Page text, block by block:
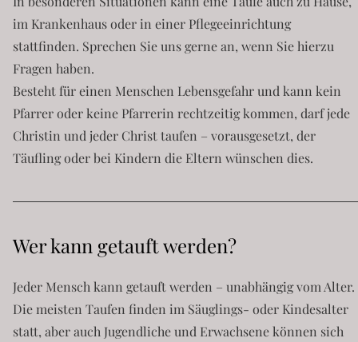
im Krankenhaus oder in einer Pflegeeinrichtung
stattfinden. Sprechen Sie uns gerne an, wenn Sie hierzu
Fragen haben.
Besteht für einen Menschen Lebensgefahr und kann kein
Pfarrer oder keine Pfarrerin rechtzeitig kommen, darf jede
Christin und jeder Christ taufen – vorausgesetzt, der
Täufling oder bei Kindern die Eltern wünschen dies.
Wer kann getauft werden?
Jeder Mensch kann getauft werden – unabhängig vom Alter.
Die meisten Taufen finden im Säuglings- oder Kindesalter
statt, aber auch Jugendliche und Erwachsene können sich